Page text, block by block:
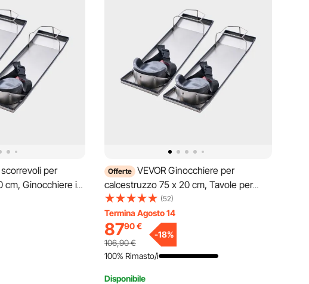
per
cm, Ginocchiere in
di cursori mobili
cemento e
Offerte VEVOR Ginocchiere per
calcestruzzo 75 x 20 cm, Tavole per
ginocchiere in acciaio inox, Spingitore
per calcestruzzo, Ginocchiere per
calcestruzzo e cinghie per lavorazione
del calcestruzzo
(52)
Termina Agosto 14
8790€
106,90€
-18%
100% Rimasto/i
Disponibile